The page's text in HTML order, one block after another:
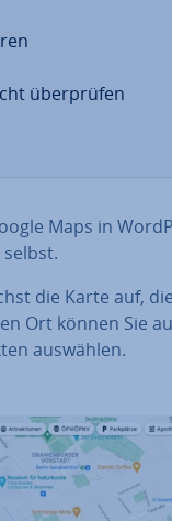
über­prü­fen
Maps in
die Karte auf,
Ort können Sie
auswählen.